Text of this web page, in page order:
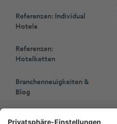
Referenzen: Individual
Hotels
Referenzen:
Hotelketten
Branchenneuigkeiten &
Blog